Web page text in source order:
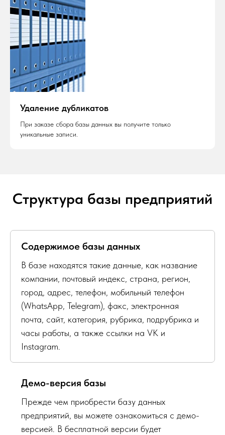
Удаление дубликатов
При заказе сбора базы данных вы получите только
уникальные записи.
Структура базы предприятий
Содержимое базы данных
В базе находятся такие данные, как название
компании, почтовый индекс, страна, регион,
город, адрес, телефон, мобильный телефон
(WhatsApp, Telegram), факс, электронная
почта, сайт, категория, рубрика, подрубрика и
часы работы, а также ссылки на VK и
Instagram.
Демо-версия базы
Прежде чем приобрести базу данных
предприятий, вы можете ознакомиться с демо-
версией. В бесплатной версии будет